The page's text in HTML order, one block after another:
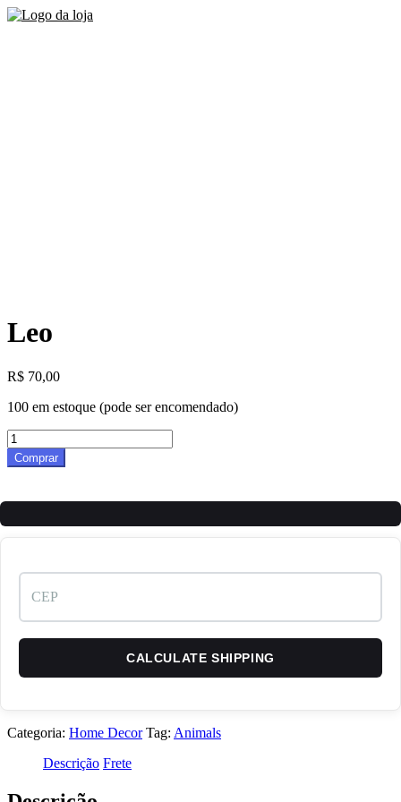
Leo
R$ 70,00
100 em estoque (pode ser encomendado)
Leo
quantidade
Comprar
CALCULATE SHIPPING
Categoria: Home Decor Tag: Animals
Descrição Frete